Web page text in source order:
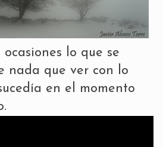
ocasiones lo que se
nada que ver con lo
en el momento